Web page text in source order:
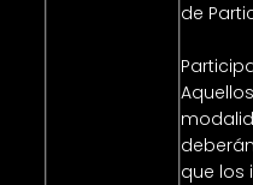
de
que los